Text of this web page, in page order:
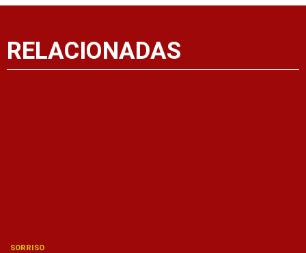
RELACIONADAS
SORRISO